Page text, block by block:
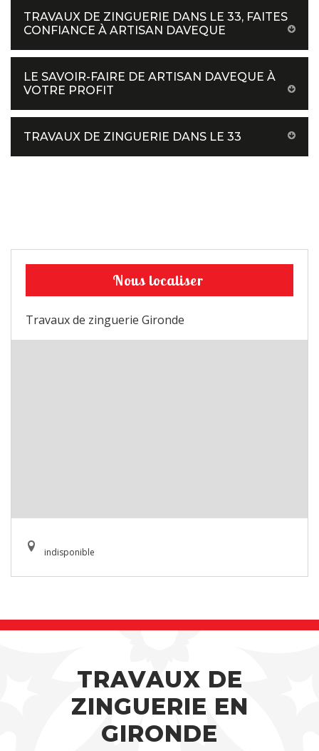
TRAVAUX DE ZINGUERIE DANS LE 33, FAITES
CONFIANCE À ARTISAN DAVEQUE
LE SAVOIR-FAIRE DE ARTISAN DAVEQUE À
VOTRE PROFIT
TRAVAUX DE ZINGUERIE DANS LE 33
Nous localiser
Travaux de zinguerie Gironde
indisponible
TRAVAUX DE
ZINGUERIE EN
GIRONDE